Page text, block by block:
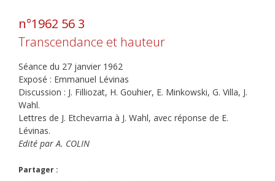
n°1962 56 3
Transcendance et hauteur
Séance du 27 janvier 1962
Exposé : Emmanuel Lévinas
Discussion : J. Filliozat, H. Gouhier, E. Minkowski, G. Villa, J.
Wahl.
Lettres de J. Etchevarria à J. Wahl, avec réponse de E.
Lévinas.
Edité par A. COLIN
Partager :